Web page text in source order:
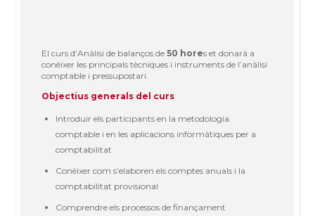
El curs d’Anàlisi de balanços de 50 hores et donarà a
conèixer les principals tècniques i instruments de l’anàlisi
comptable i pressupostari.
Objectius generals del curs
Introduir els participants en la metodologia
comptable i en les aplicacions informàtiques per a
comptabilitat
Conèixer com s’elaboren els comptes anuals i la
comptabilitat provisional
Comprendre els processos de finançament